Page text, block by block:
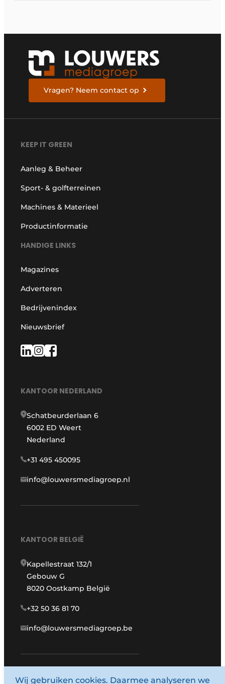
Vragen? Neem contact op
KEEP IT GREEN
Aanleg & Beheer
Sport- & golfterreinen
Machines & Materieel
Productinformatie
HANDIGE LINKS
Magazines
Adverteren
Bedrijvenindex
Nieuwsbrief
KANTOOR NEDERLAND
Schatbeurderlaan 6
6002 ED Weert
Nederland
+31 495 450095
info@louwersmediagroep.nl
KANTOOR BELGIË
Kapellestraat 132/1
Gebouw G
8020 Oostkamp België
+32 50 36 81 70
info@louwersmediagroep.be
www.louwersmediagroep.com
Wij gebruiken cookies. Daarmee analyseren we